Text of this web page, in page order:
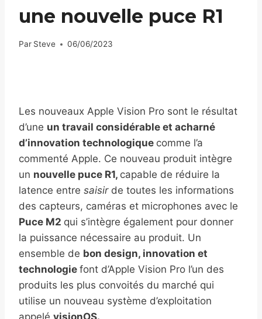
une nouvelle puce R1
Par Steve 06/06/2023
Les nouveaux Apple Vision Pro sont le résultat
d’une un travail considérable et acharné
d’innovation technologique comme l’a
commenté Apple. Ce nouveau produit intègre
un nouvelle puce R1, capable de réduire la
latence entre saisirde toutes les informations
des capteurs, caméras et microphones avec le
Puce M2 qui s’intègre également pour donner
la puissance nécessaire au produit. Un
ensemble de bon design, innovation et
technologie font d’Apple Vision Pro l’un des
produits les plus convoités du marché qui
utilise un nouveau système d’exploitation